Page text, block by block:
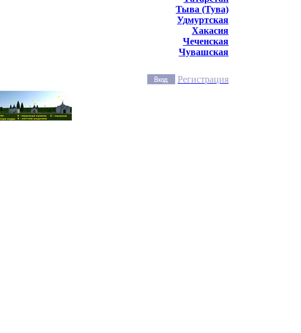
Тыва (Тува)
Удмуртская
Хакасия
Чеченская
Чувашская
Регистрация